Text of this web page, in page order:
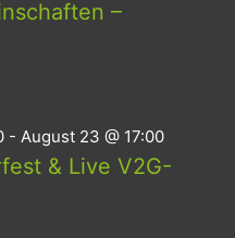
–
- August 23 @ 17:00
& Live V2G-